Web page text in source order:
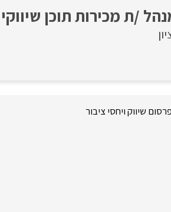
/ת מכירות תוכן
פרסום שיווק ויחסי ציבור